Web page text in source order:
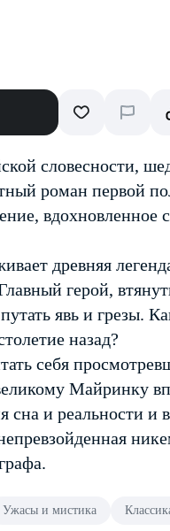
словесности,
роман первой
вдохновленное
древняя
герой,
явь и грезы.
назад?
себя
Майринку
сна и реальности
Ужасы и мистика